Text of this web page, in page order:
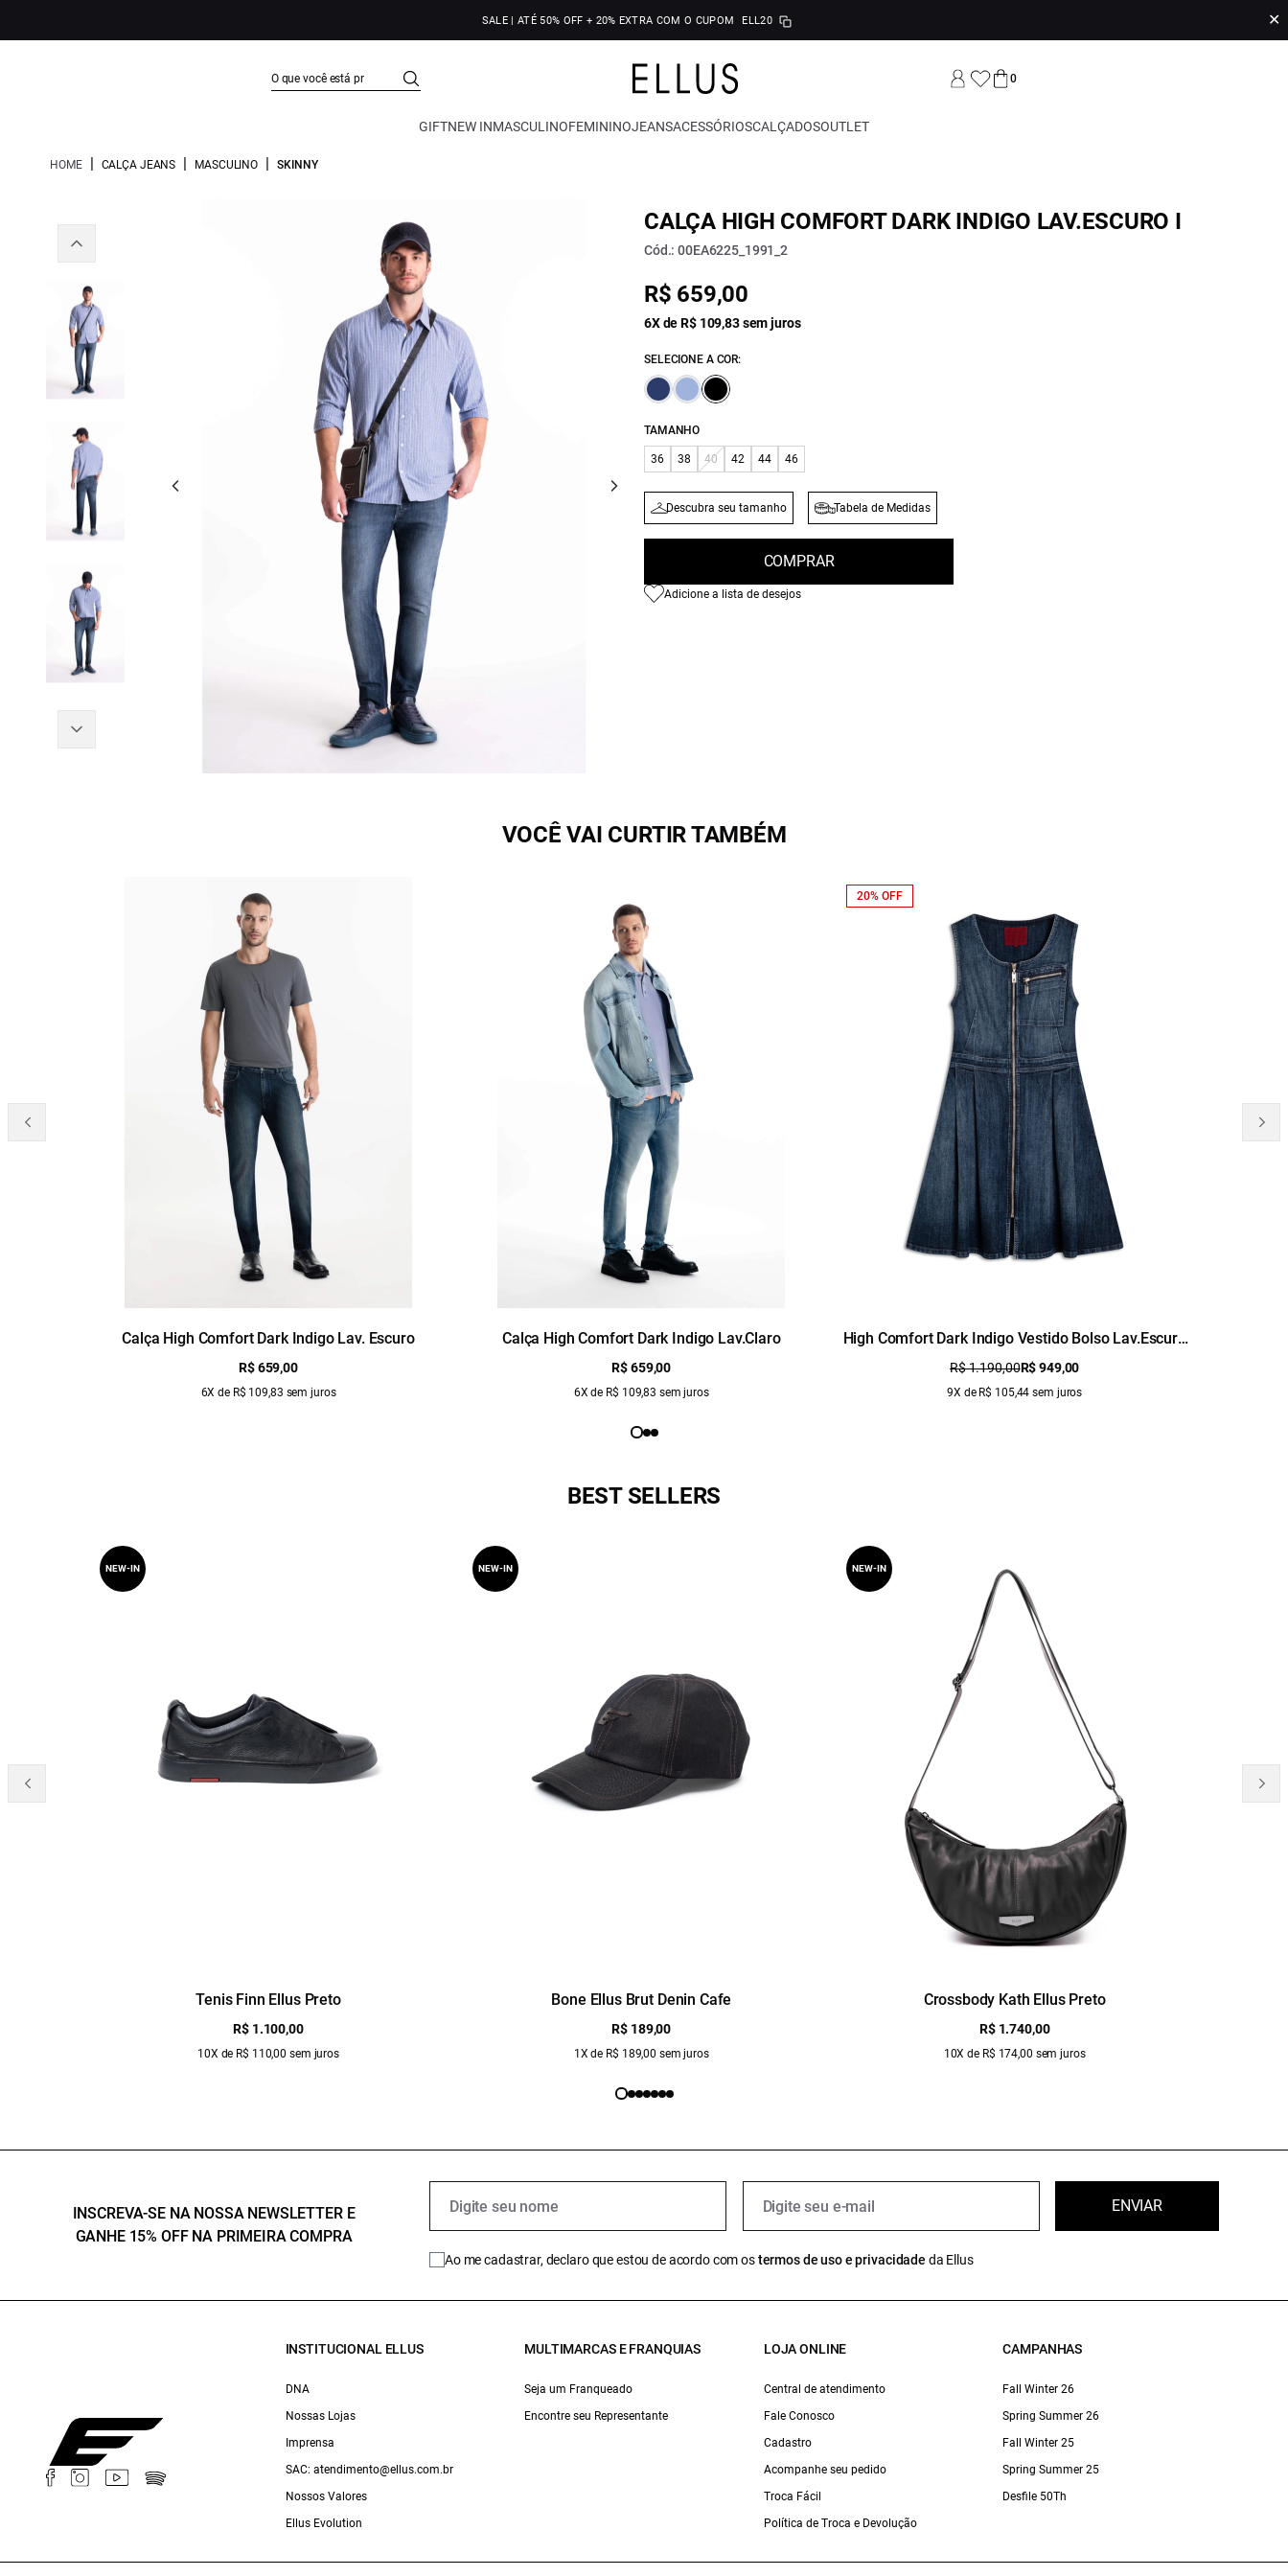
SALE | ATÉ 50% OFF + 20% EXTRA COM O CUPOM ELL20 ✕
0
GIFTNEW INMASCULINOFEMININOJEANSACESSÓRIOSCALÇADOSOUTLET
HOME | CALÇA JEANS | MASCULINO | SKINNY
CALÇA HIGH COMFORT DARK INDIGO LAV.ESCURO I
Cód.: 00EA6225_1991_2
R$ 659,00
6X de R$ 109,83 sem juros
SELECIONE A COR:
TAMANHO
36 38 40 42 44 46
Descubra seu tamanho Tabela de Medidas
COMPRAR
Adicione a lista de desejos
VOCÊ VAI CURTIR TAMBÉM
Calça High Comfort Dark Indigo Lav. Escuro
R$ 659,00
6X de R$ 109,83 sem juros
Calça High Comfort Dark Indigo Lav.Claro
R$ 659,00
6X de R$ 109,83 sem juros
High Comfort Dark Indigo Vestido Bolso Lav.Escuro
C/ Used
R$ 1.190,00R$ 949,00
9X de R$ 105,44 sem juros
20% OFF
BEST SELLERS
Tenis Finn Ellus Preto
R$ 1.100,00
10X de R$ 110,00 sem juros
NEW-IN
Bone Ellus Brut Denin Cafe
R$ 189,00
1X de R$ 189,00 sem juros
NEW-IN
Crossbody Kath Ellus Preto
R$ 1.740,00
10X de R$ 174,00 sem juros
NEW-IN
INSCREVA-SE NA NOSSA NEWSLETTER E
GANHE 15% OFF NA PRIMEIRA COMPRA
ENVIAR
Ao me cadastrar, declaro que estou de acordo com ostermos de uso e privacidade da Ellus
INSTITUCIONAL ELLUS
DNA
Nossas Lojas
Imprensa
SAC: atendimento@ellus.com.br
Nossos Valores
Ellus Evolution
MULTIMARCAS E FRANQUIAS
Seja um Franqueado
Encontre seu Representante
LOJA ONLINE
Central de atendimento
Fale Conosco
Cadastro
Acompanhe seu pedido
Troca Fácil
Política de Troca e Devolução
CAMPANHAS
Fall Winter 26
Spring Summer 26
Fall Winter 25
Spring Summer 25
Desfile 50Th